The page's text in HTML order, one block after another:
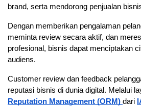
brand, serta mendorong penjualan
Dengan memberikan pengalaman
meminta review secara aktif, dan
profesional, bisnis dapat menciptakan
audiens.
Customer review dan feedback
reputasi bisnis di dunia digital. Melalui
Reputation Management (ORM) dari